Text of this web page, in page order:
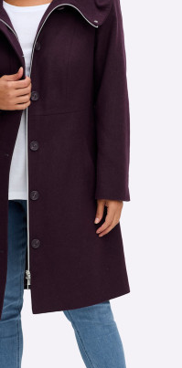
42
SORTIERUNG